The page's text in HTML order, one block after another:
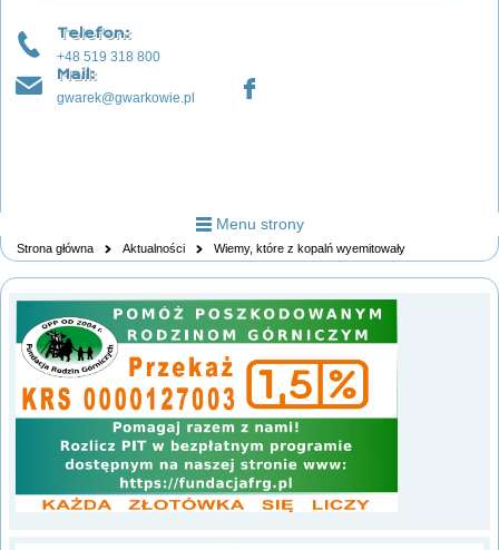
Telefon:
+48 519 318 800
Mail:
gwarek@gwarkowie.pl
Menu strony
Strona główna Aktualności Wiemy, które z kopalń wyemitowały